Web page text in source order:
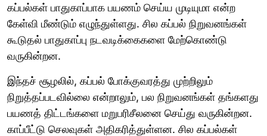
கப்பல்கள் பாதுகாப்பாக பயணம் செய்ய முடியுமா என்ற
கேள்வி மீண்டும் எழுந்துள்ளது. சில கப்பல் நிறுவனங்கள்
கூடுதல் பாதுகாப்பு நடவடிக்கைகளை மேற்கொண்டு
வருகின்றன.
இந்தச் சூழலில், கப்பல் போக்குவரத்து முற்றிலும்
நிறுத்தப்படவில்லை என்றாலும், பல நிறுவனங்கள் தங்களது
பயணத் திட்டங்களை மறுபரிசீலனை செய்து வருகின்றன.
காப்பீட்டு செலவுகள் அதிகரித்துள்ளன. சில கப்பல்கள்